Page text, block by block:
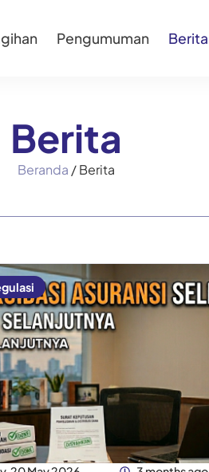
Pengumuman Berita
Berita
Beranda /Berita